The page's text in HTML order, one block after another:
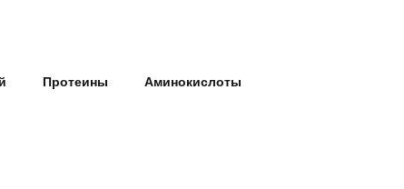
Протеины Аминокислоты